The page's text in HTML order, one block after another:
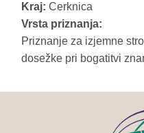
Kraj: Cerknica
Vrsta priznanja:
Priznanje za izjemne
dosežke pri bogatitvi